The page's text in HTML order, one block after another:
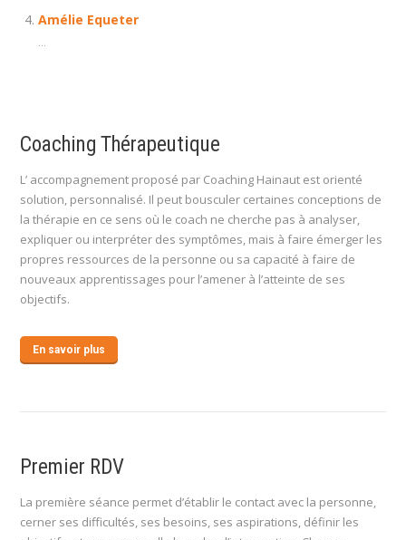
Amélie Equeter
...
Coaching Thérapeutique
L’ accompagnement proposé par Coaching Hainaut est orienté
solution, personnalisé. Il peut bousculer certaines conceptions de
la thérapie en ce sens où le coach ne cherche pas à analyser,
expliquer ou interpréter des symptômes, mais à faire émerger les
propres ressources de la personne ou sa capacité à faire de
nouveaux apprentissages pour l’amener à l’atteinte de ses
objectifs.
En savoir plus
Premier RDV
La première séance permet d’établir le contact avec la personne,
cerner ses difficultés, ses besoins, ses aspirations, définir les